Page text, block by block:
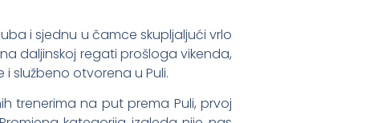
i sjednu u čamce skupljaljući vrlo
daljinskoj regati prošloga vikenda,
službeno otvorena u Puli.
trenerima na put prema Puli, prvoj